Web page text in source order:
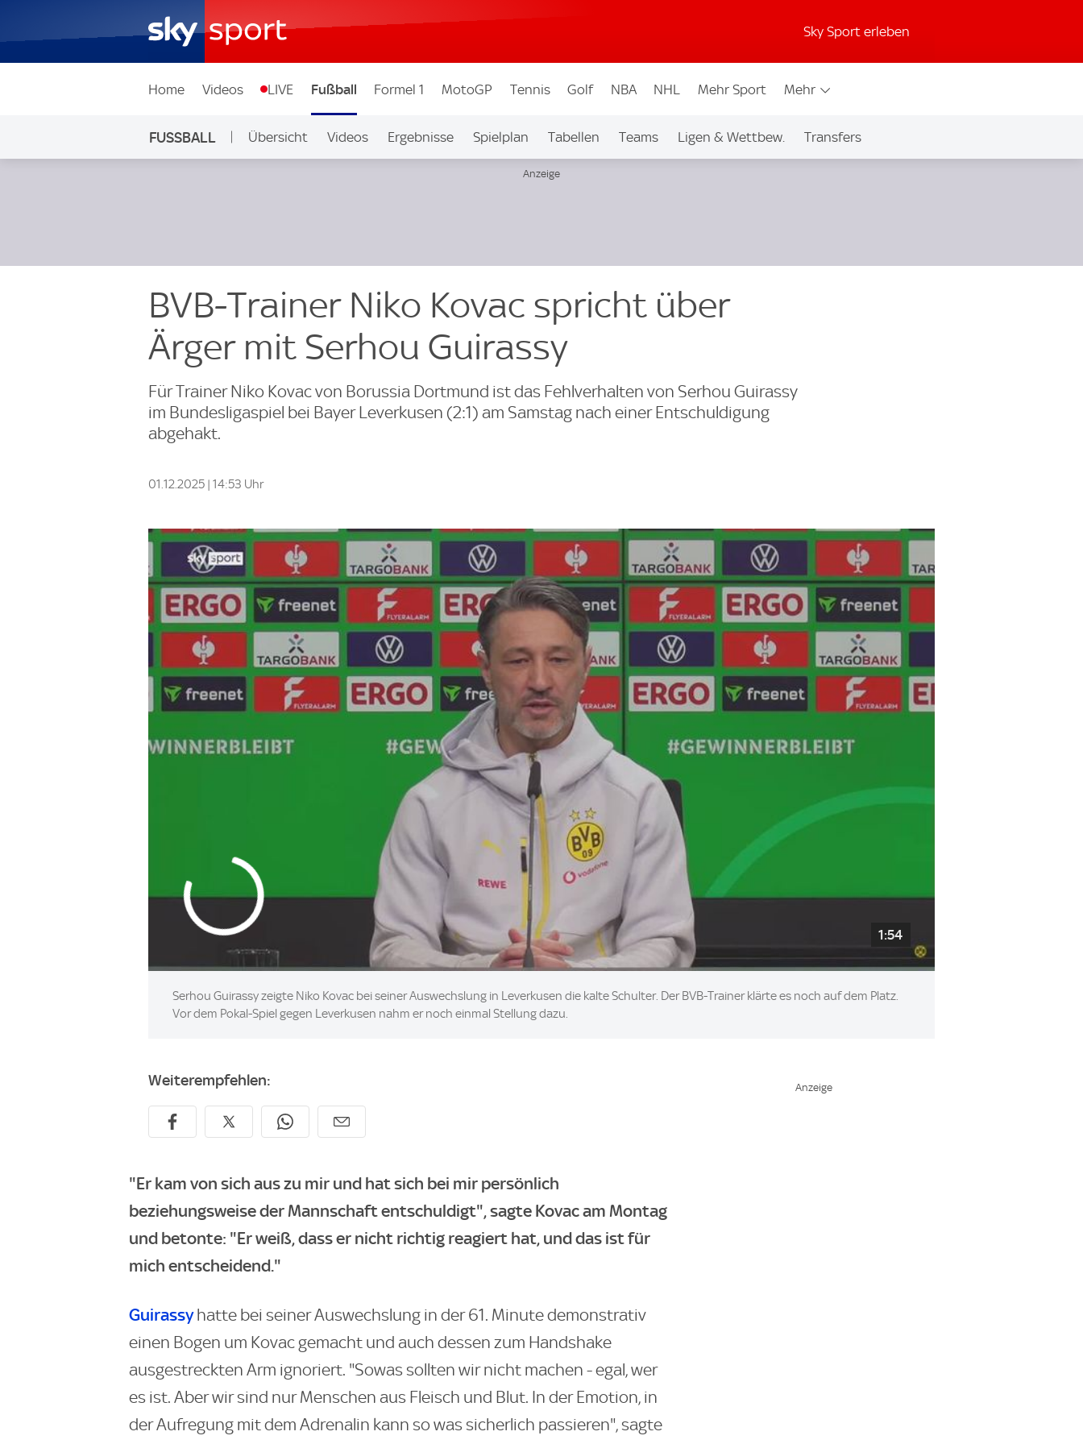
Sky Sport erleben
Home Videos LIVE Fußball Formel 1 MotoGP Tennis Golf NBA NHL Mehr Sport Mehr
FUSSBALL Übersicht Videos Ergebnisse Spielplan Tabellen Teams Ligen & Wettbew. Transfers
BVB-Trainer Niko Kovac spricht über
Ärger mit Serhou Guirassy
Für Trainer Niko Kovac von Borussia Dortmund ist das Fehlverhalten von Serhou Guirassy
im Bundesligaspiel bei Bayer Leverkusen (2:1) am Samstag nach einer Entschuldigung
abgehakt.
01.12.2025 | 14:53 Uhr
1:54
Serhou Guirassy zeigte Niko Kovac bei seiner Auswechslung in Leverkusen die kalte Schulter. Der BVB-Trainer klärte es noch auf dem Platz.
Vor dem Pokal-Spiel gegen Leverkusen nahm er noch einmal Stellung dazu.
Weiterempfehlen:
"Er kam von sich aus zu mir und hat sich bei mir persönlich
beziehungsweise der Mannschaft entschuldigt", sagte Kovac am Montag
und betonte: "Er weiß, dass er nicht richtig reagiert hat, und das ist für
mich entscheidend."
Guirassyhatte bei seiner Auswechslung in der 61. Minute demonstrativ
einen Bogen um Kovac gemacht und auch dessen zum Handshake
ausgestreckten Arm ignoriert. "Sowas sollten wir nicht machen - egal, wer
es ist. Aber wir sind nur Menschen aus Fleisch und Blut. In der Emotion, in
der Aufregung mit dem Adrenalin kann so was sicherlich passieren", sagte